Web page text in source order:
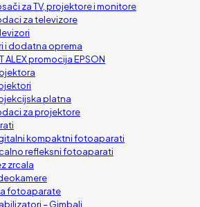
za TV, projektore i monitore
za televizore
i dodatna oprema
ALEX promocija EPSON
platna
za projektore
kompaktni fotoaparati
refleksni fotoaparati
zrcala
fotoaparate
– Gimbali